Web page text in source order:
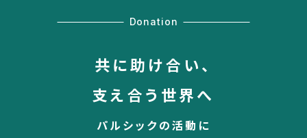
Donation
共に助け合い、
支え合う世界へ
パルシックの活動に